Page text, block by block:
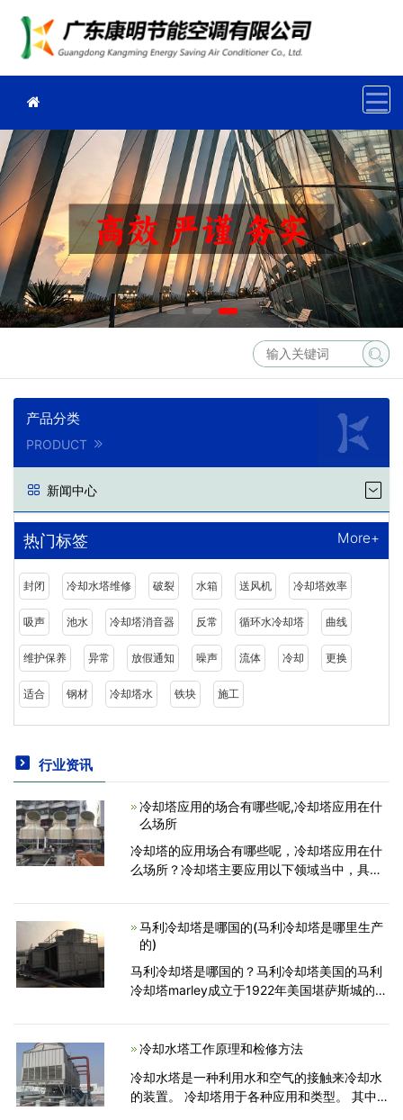
产品分类
PRODUCT
新闻中心
热门标签 More+
封闭 冷却水塔维修 破裂 水箱 送风机 冷却塔效率
吸声 池水 冷却塔消音器 反常 循环水冷却塔 曲线
维护保养 异常 放假通知 噪声 流体 冷却 更换
适合 钢材 冷却塔水 铁块 施工
行业资讯
冷却塔应用的场合有哪些呢,冷却塔应用在什
么场所
冷却塔的应用场合有哪些呢，冷却塔应用在什
么场所？冷却塔主要应用以下领域当中，具体
铁厂高炉软水闭路循环;鼓风机、电机、轧钢机
等设备的冷却水系统;
马利冷却塔是哪国的(马利冷却塔是哪里生产
的)
马利冷却塔是哪国的？马利冷却塔美国的马利
冷却塔marley成立于1922年美国堪萨斯城的马
员。斯必克集团是一家年销售收入50亿美元，
提供多元化服务的跨国集团公司。通过遍及网
冷却水塔工作原理和检修方法
冷却水塔是一种利用水和空气的接触来冷却水
的装置。 冷却塔用于各种应用和类型。 其中，